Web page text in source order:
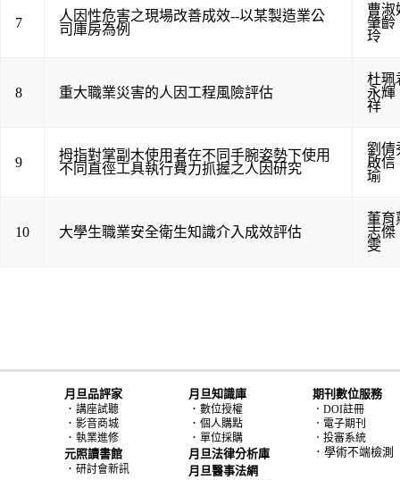
7
人因性危害之現場改善成效--以某製造業公
司庫房為例
曹淑
肇齡
玲
8 重大職業災害的人因工程風險評估
杜珮
永輝
祥
9
拇指對掌副木使用者在不同手腕姿勢下使用
不同直徑工具執行費力抓握之人因研究
劉倩
啟信
瑜
10 大學生職業安全衛生知識介入成效評估
董育
志傑
雯
月旦品評家
． 講座試聽
． 影音商城
． 執業進修
元照讀書館
． 研討會新訊
月旦知識庫
． 數位授權
． 個人購點
． 單位採購
月旦法律分析庫
月旦醫事法網
期刊數位服務
．DOI註冊
．電子期刊
．投審系統
．學術不端檢測